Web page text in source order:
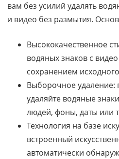
вам без усилий удалять
и видео без размытия.
Высококачественное
водяных знаков с
сохранением
Выборочное удаление:
удаляйте водяные
людей, фоны, даты или
Технология на базе
встроенный
автоматически